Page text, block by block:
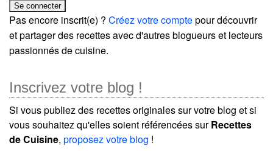
Pas encore inscrit(e) ? Créez votre comptepour découvrir
et partager des recettes avec d'autres blogueurs et lecteurs
passionnés de cuisine.
Inscrivez votre blog !
Si vous publiez des recettes originales sur votre blog et si
vous souhaitez qu'elles soient référencées surRecettes
de Cuisine, proposez votre blog !